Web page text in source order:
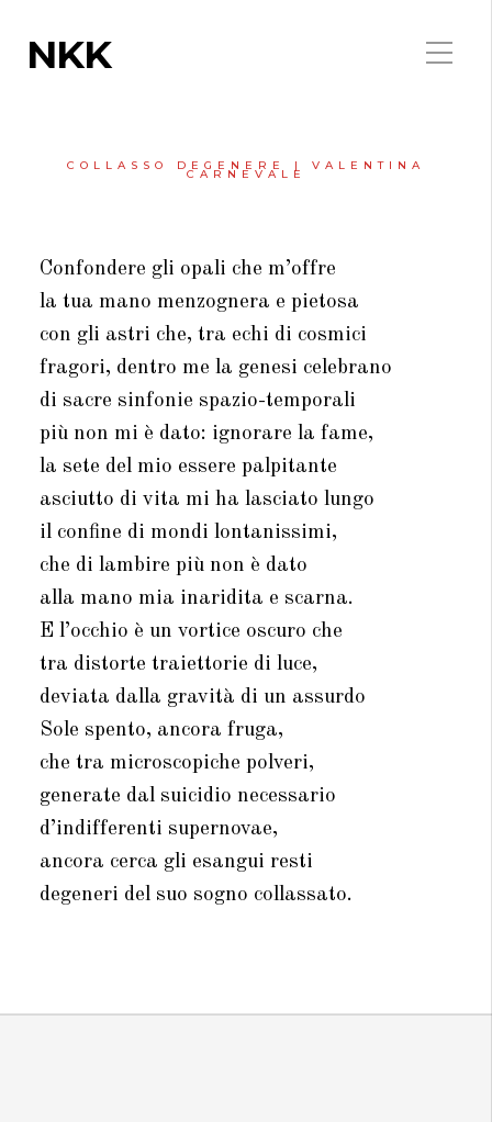
NKK
COLLASSO DEGENERE | VALENTINA
CARNEVALE
Confondere gli opali che m’offre
la tua mano menzognera e pietosa
con gli astri che, tra echi di cosmici
fragori, dentro me la genesi celebrano
di sacre sinfonie spazio-temporali
più non mi è dato: ignorare la fame,
la sete del mio essere palpitante
asciutto di vita mi ha lasciato lungo
il confine di mondi lontanissimi,
che di lambire più non è dato
alla mano mia inaridita e scarna.
E l’occhio è un vortice oscuro che
tra distorte traiettorie di luce,
deviata dalla gravità di un assurdo
Sole spento, ancora fruga,
che tra microscopiche polveri,
generate dal suicidio necessario
d’indifferenti supernovae,
ancora cerca gli esangui resti
degeneri del suo sogno collassato.